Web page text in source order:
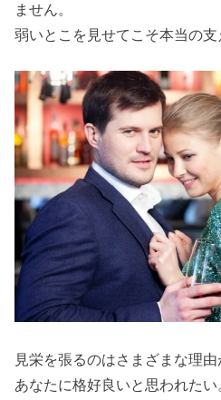
ません。
弱いとこを見せてこそ本当の支
見栄を張るのはさまざまな理由
あなたに格好良いと思われたい